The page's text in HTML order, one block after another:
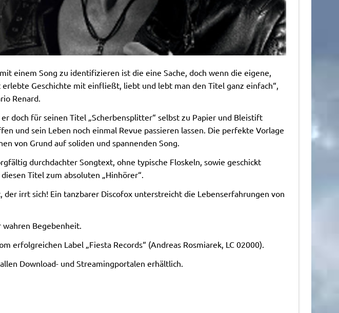
mit einem Song zu identifizieren ist die eine Sache, doch wenn die eigene,
erlebte Geschichte mit einfließt, liebt und lebt man den Titel ganz einfach“,
Renard.
doch für seinen Titel „Scherbensplitter“ selbst zu Papier und Bleistift
und sein Leben noch einmal Revue passieren lassen. Die perfekte Vorlage
von Grund auf soliden und spannenden Song.
durchdachter Songtext, ohne typische Floskeln, sowie geschickt
Titel zum absoluten „Hinhörer“.
irrt sich! Ein tanzbarer Discofox unterstreicht die Lebenserfahrungen von
wahren Begebenheit.
erfolgreichen Label „Fiesta Records“ (Andreas Rosmiarek, LC 02000).
Download- und Streamingportalen erhältlich.